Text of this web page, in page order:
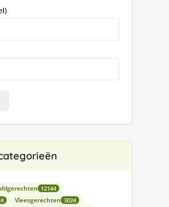
12144
Vleesgerechten 3024